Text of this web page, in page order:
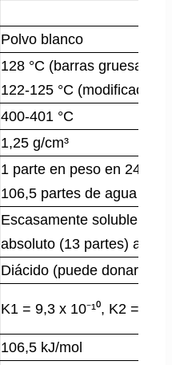
Polvo blanco
128 °C (barras gruesas),
122-125 °C (modificación
400-401 °C
1,25 g/cm³
1 parte en peso en 2447
106,5 partes de agua a
Escasamente soluble en
absoluto (13 partes) a 20
Diácido (puede donar dos
K1 = 9,3 x 10⁻¹⁰, K2 = 5,6 x
106,5 kJ/mol